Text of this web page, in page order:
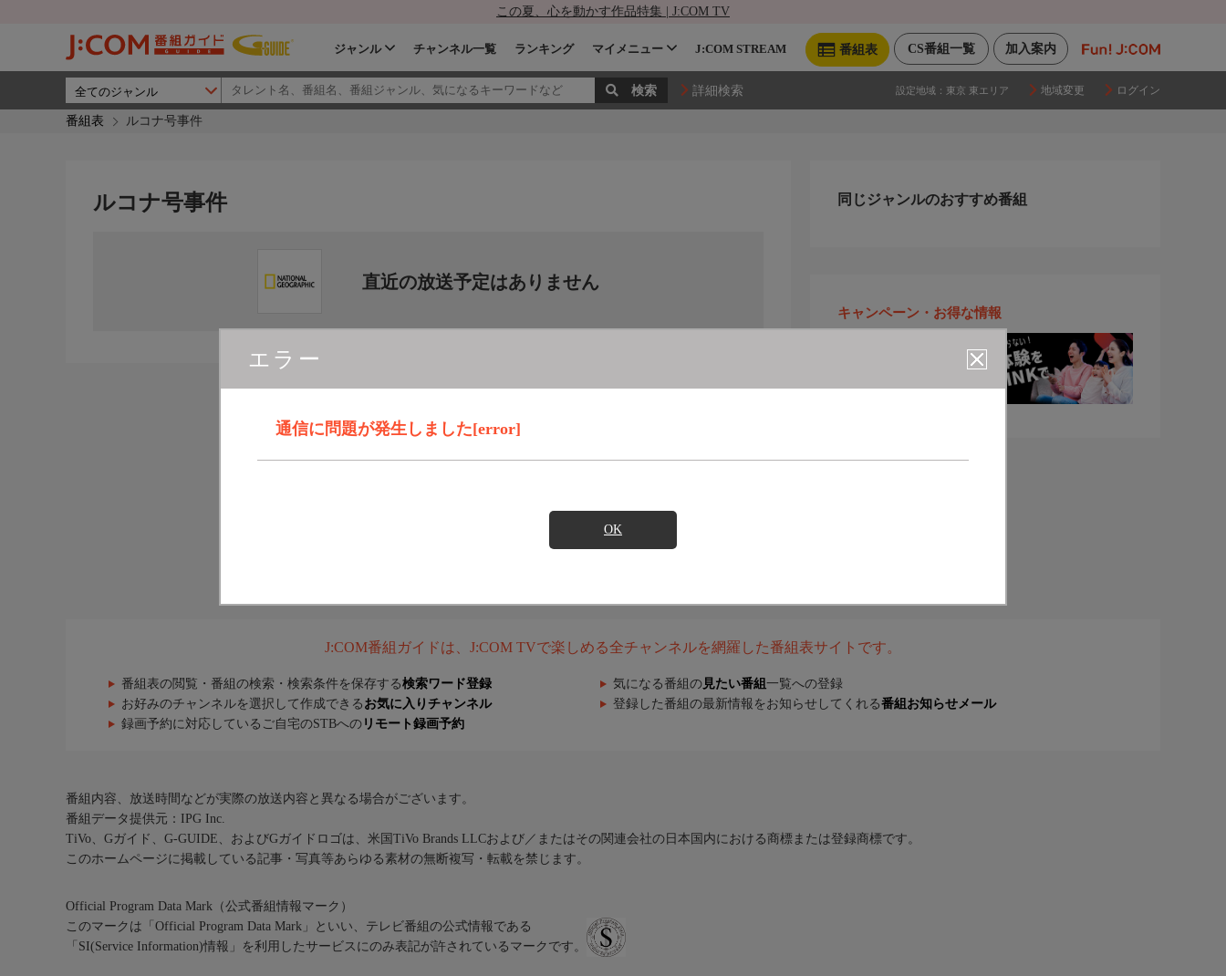
この夏、心を動かす作品特集 | J:COM TV
加入案内
CS番組一覧
番組表
ジャンル チャンネル一覧 ランキング マイメニュー J:COM STREAM
詳細検索 設定地域： 東京 東エリア 地域変更 ログイン
番組表 ルコナ号事件
エラー
通信に問題が発生しました[error]
OK
ルコナ号事件
直近の放送予定はありません
同じジャンルのおすすめ番組
キャンペーン・お得な情報
J:COM番組ガイドは、J:COM TVで楽しめる全チャンネルを網羅した番組表サイトです。
番組表の閲覧・番組の検索・検索条件を保存する検索ワード登録 気になる番組の 見たい番組 一覧への登録
お好みのチャンネルを選択して作成できる お気に入りチャンネル 登録した番組の最新情報をお知らせしてくれる番組お知らせメール
録画予約に対応しているご自宅のSTBへの リモート録画予約
番組内容、放送時間などが実際の放送内容と異なる場合がございます。
番組データ提供元：IPG Inc.
TiVo、Gガイド、G-GUIDE、およびGガイドロゴは、米国TiVo Brands LLCおよび／またはその関連会社の日本国内における商標または登録商標です。
このホームページに掲載している記事・写真等あらゆる素材の無断複写・転載を禁じます。
Official Program Data Mark（公式番組情報マーク）
このマークは「Official Program Data Mark」といい、テレビ番組の公式情報である
「SI(Service Information)情報」を利用したサービスにのみ表記が許されているマークです。